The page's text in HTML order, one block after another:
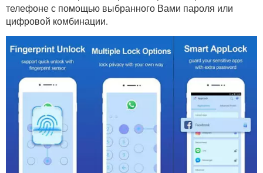
ВИДЕО GOOGLE
YANDEX
телефоне с помощью выбранного Вами пароля или
цифровой комбинации.